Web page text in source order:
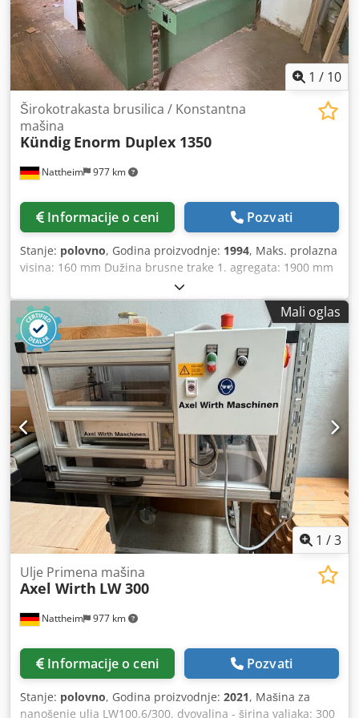
1 / 10
Nattheim 977 km
Širokotrakasta brusilica / Konstantna
mašina
Kündig Enorm Duplex 1350
Informacije o ceni Pozvati
Stanje: polovno, Godina proizvodnje: 1994, Maks. prolazna
visina: 160 mm Dužina brusne trake 1. agregata: 1900 mm
Dcjdpfx Alsy Naq Us Iek Maks. radna širina: 1350 mm Broj
traka: 2 trake 1. agregat: kalibracioni valjak uskan, guma 1.
agregat: čelik uskan Širina brusne trake 1. agregata: 1350
mm 2. agregat: kombinovani brusni agregat Izvedba 2.
agregata: valjak/klizač Upravljanje: ručni kontrolni panel
El./pneum. oscilacija trake: pneumatska Ulazna visina:
fiksna (gornji deo se pomera) Podizanje stola:
elektromotorsko Prikaz stola: mehanički brojač Radna ili
ulazna visina stola: 900 mm Lokacija skladišta: Nattheim
Mali oglas
1 /3
Nattheim 977 km
Ulje Primena mašina
Axel Wirth LW 300
Informacije o ceni Pozvati
Stanje: polovno, Godina proizvodnje: 2021, Mašina za
nanošenje ulja LW100.6/300, dvovaljna - širina valjaka: 300